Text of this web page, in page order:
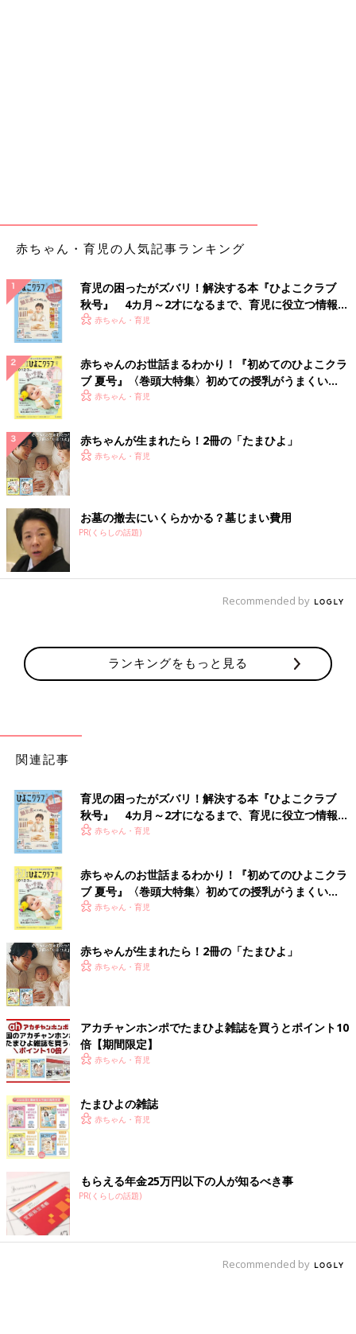
赤ちゃん・育児の人気記事ランキング
育児の困ったがズバリ！解決する本『ひよこクラブ
秋号』 4カ月～2才になるまで、育児に役立つ情報が
いっぱい！
赤ちゃん・育児
赤ちゃんのお世話まるわかり！『初めてのひよこクラ
ブ 夏号』〈巻頭大特集〉初めての授乳がうまくい
く！ おっぱい・ミルクの基本と夏のトラブル 解決テ
赤ちゃん・育児
赤ちゃんが生まれたら！2冊の「たまひよ」
赤ちゃん・育児
お墓の撤去にいくらかかる？墓じまい費用
PR(くらしの話題)
Recommended by
ランキングをもっと見る
関連記事
育児の困ったがズバリ！解決する本『ひよこクラブ
秋号』 4カ月～2才になるまで、育児に役立つ情報が
いっぱい！
赤ちゃん・育児
赤ちゃんのお世話まるわかり！『初めてのひよこクラ
ブ 夏号』〈巻頭大特集〉初めての授乳がうまくい
く！ おっぱい・ミルクの基本と夏のトラブル 解決テ
赤ちゃん・育児
赤ちゃんが生まれたら！2冊の「たまひよ」
赤ちゃん・育児
アカチャンホンポでたまひよ雑誌を買うとポイント10
倍【期間限定】
赤ちゃん・育児
たまひよの雑誌
赤ちゃん・育児
もらえる年金25万円以下の人が知るべき事
PR(くらしの話題)
Recommended by